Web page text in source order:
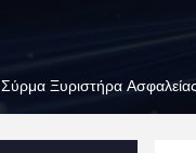
Σύρμα Ξυριστήρα Ασφαλείας